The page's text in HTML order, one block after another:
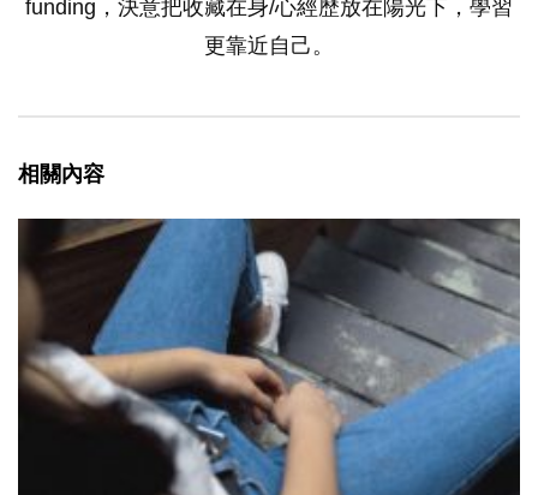
funding，決意把收藏在身/心經歷放在陽光下，學習
更靠近自己。
相關內容